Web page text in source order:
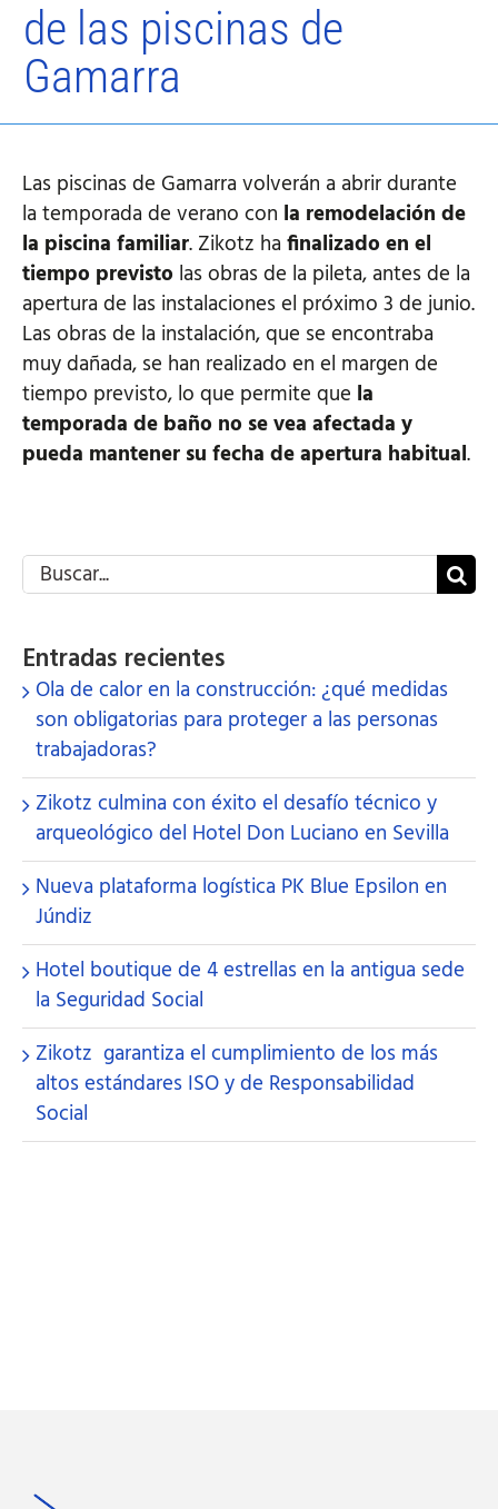
de las piscinas de
Gamarra
Las piscinas de Gamarra volverán a abrir durante
la temporada de verano con la remodelación de
la piscina familiar. Zikotz ha finalizado en el
tiempo previsto las obras de la pileta, antes de la
apertura de las instalaciones el próximo 3 de junio.
Las obras de la instalación, que se encontraba
muy dañada, se han realizado en el margen de
tiempo previsto, lo que permite que la
temporada de baño no se vea afectada y
pueda mantener su fecha de apertura habitual.
Buscar:
Entradas recientes
Ola de calor en la construcción: ¿qué medidas
son obligatorias para proteger a las personas
trabajadoras?
Zikotz culmina con éxito el desafío técnico y
arqueológico del Hotel Don Luciano en Sevilla
Nueva plataforma logística PK Blue Epsilon en
Júndiz
Hotel boutique de 4 estrellas en la antigua sede
la Seguridad Social
Zikotz garantiza el cumplimiento de los más
altos estándares ISO y de Responsabilidad
Social